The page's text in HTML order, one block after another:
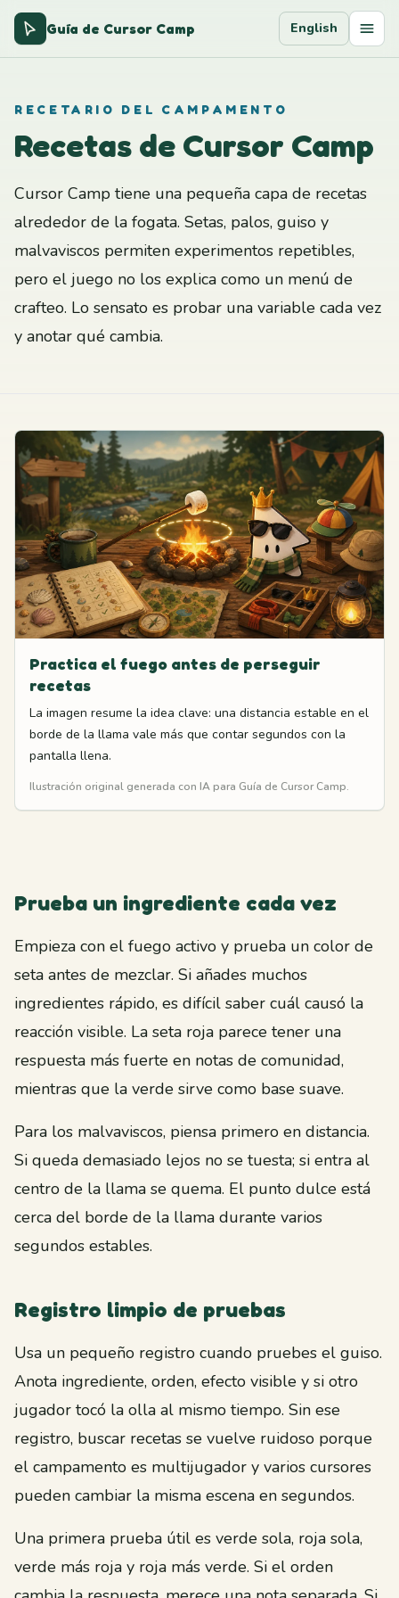
Guía de Cursor Camp English
RECETARIO DEL CAMPAMENTO
Recetas de Cursor Camp
Cursor Camp tiene una pequeña capa de recetas
alrededor de la fogata. Setas, palos, guiso y
malvaviscos permiten experimentos repetibles,
pero el juego no los explica como un menú de
crafteo. Lo sensato es probar una variable cada vez
y anotar qué cambia.
Practica el fuego antes de perseguir
recetas
La imagen resume la idea clave: una distancia estable en el
borde de la llama vale más que contar segundos con la
pantalla llena.
Ilustración original generada con IA para Guía de Cursor Camp.
Prueba un ingrediente cada vez
Empieza con el fuego activo y prueba un color de
seta antes de mezclar. Si añades muchos
ingredientes rápido, es difícil saber cuál causó la
reacción visible. La seta roja parece tener una
respuesta más fuerte en notas de comunidad,
mientras que la verde sirve como base suave.
Para los malvaviscos, piensa primero en distancia.
Si queda demasiado lejos no se tuesta; si entra al
centro de la llama se quema. El punto dulce está
cerca del borde de la llama durante varios
segundos estables.
Registro limpio de pruebas
Usa un pequeño registro cuando pruebes el guiso.
Anota ingrediente, orden, efecto visible y si otro
jugador tocó la olla al mismo tiempo. Sin ese
registro, buscar recetas se vuelve ruidoso porque
el campamento es multijugador y varios cursores
pueden cambiar la misma escena en segundos.
Una primera prueba útil es verde sola, roja sola,
verde más roja y roja más verde. Si el orden